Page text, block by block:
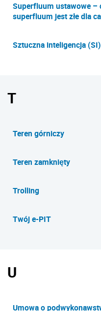
Superfluum ustawowe –
superfluum jest złe dla
Sztuczna inteligencja (SI)
T
Teren górniczy
Teren zamknięty
Trolling
Twój e-PIT
U
Umowa o